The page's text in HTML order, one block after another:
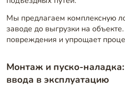
Мы предлагаем комплексную
заводе до выгрузки на
повреждения и упрощает
Монтаж и пуско-
ввода в эксплуатацию